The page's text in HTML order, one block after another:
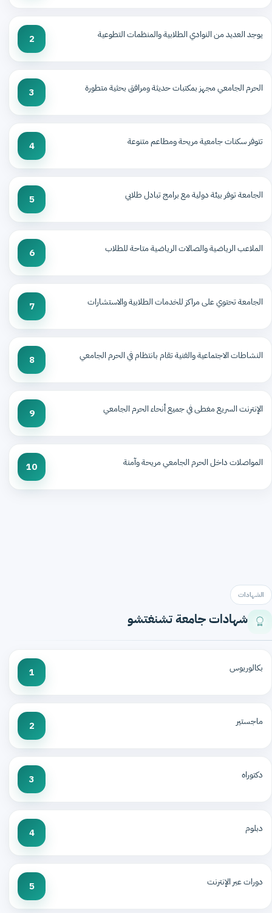
يوجد العديد من النوادي الطلابية والمنظمات التطوعية 2
الحرم الجامعي مجهز بمكتبات حديثة ومرافق بحثية متطورة 3
تتوفر سكنات جامعية مريحة ومطاعم متنوعة 4
الجامعة توفر بيئة دولية مع برامج تبادل طلابي 5
الملاعب الرياضية والصالات الرياضية متاحة للطلاب 6
الجامعة تحتوي على مراكز للخدمات الطلابية والاستشارات 7
النشاطات الاجتماعية والفنية تقام بانتظام في الحرم الجامعي 8
الإنترنت السريع مغطى في جميع أنحاء الحرم الجامعي 9
المواصلات داخل الحرم الجامعي مريحة وآمنة 10
الشهادات
شهادات جامعة تشنغتشو
بكالوريوس 1
ماجستير 2
دكتوراه 3
دبلوم 4
دورات عبر الإنترنت 5